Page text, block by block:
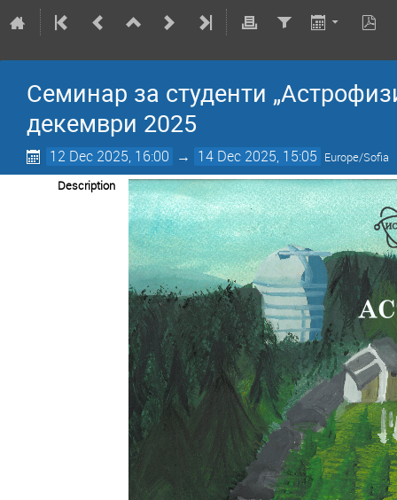
Семинар за студенти
декември 2025
12 Dec 2025, 16:00 → 14 Dec 2025, 15:05 Europe/Sofia
Description